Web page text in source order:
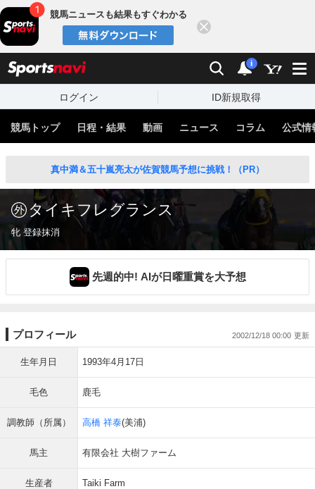
競馬ニュースも結果もすぐわかる
検索 通知
i
ログイン ID新規取得
競馬トップ 日程・結果 動画 ニュース コラム 公式情
真中満＆五十嵐亮太が佐賀競馬予想に挑戦！（PR）
タイキフレグランス
牝 登録抹消
先週的中! AIが日曜重賞を大予想
プロフィール 2002/12/18 00:00
生年月日 1993年4月17日
毛色 鹿毛
調教師（所属） 高橋 祥泰(美浦)
馬主 有限会社 大樹ファーム
生産者 Taiki Farm